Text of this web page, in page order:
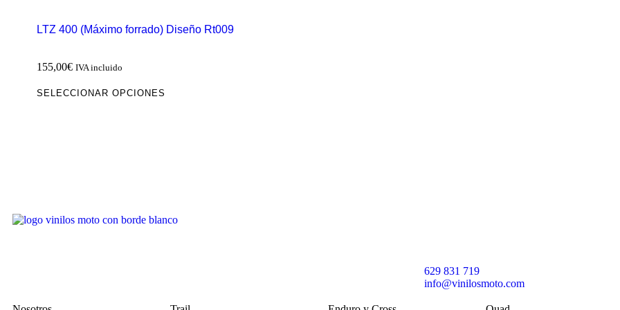
LTZ 400 (Máximo forrado) Diseño Rt009
155,00€ IVA incluido
SELECCIONAR OPCIONES
629 831 719
info@vinilosmoto.com